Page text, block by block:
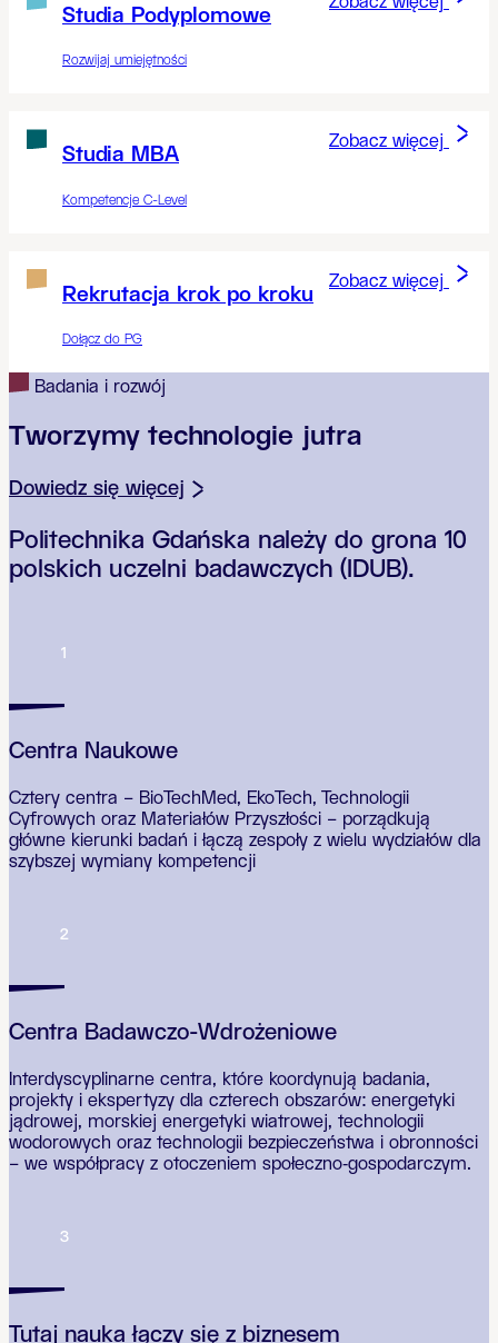
Studia Podyplomowe
Rozwijaj umiejętności
Studia MBA
Kompetencje C-Level
Zobacz więcej
Rekrutacja krok po kroku
Dołącz do PG
Zobacz więcej
Badania i rozwój
Tworzymy technologie jutra
Dowiedz się więcej
Politechnika Gdańska należy do grona 10
polskich uczelni badawczych (IDUB).
1
Centra Naukowe
Cztery centra – BioTechMed, EkoTech, Technologii
Cyfrowych oraz Materiałów Przyszłości – porządkują
główne kierunki badań i łączą zespoły z wielu wydziałów dla
szybszej wymiany kompetencji
2
Centra Badawczo-Wdrożeniowe
Interdyscyplinarne centra, które koordynują badania,
projekty i ekspertyzy dla czterech obszarów: energetyki
jądrowej, morskiej energetyki wiatrowej, technologii
wodorowych oraz technologii bezpieczeństwa i obronności
– we współpracy z otoczeniem społeczno‑gospodarczym.
3
Tutaj nauka łączy się z biznesem